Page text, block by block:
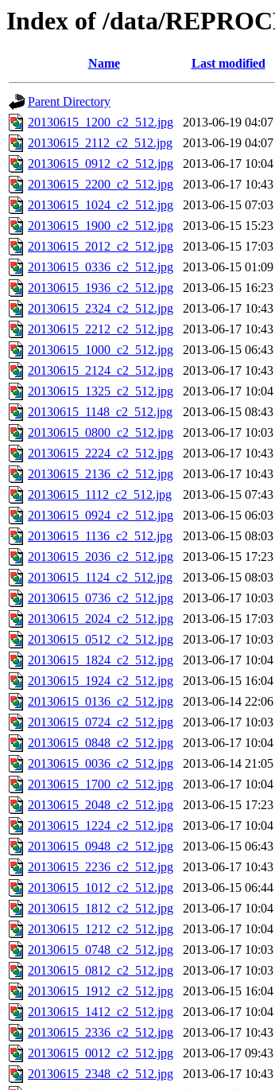
Index of /data/
Name Last modified
Parent Directory
20130615_1200_c2_512.jpg
2013-06-19 04:07
20130615_2112_c2_512.jpg
2013-06-19 04:07
20130615_0912_c2_512.jpg
2013-06-17 10:04
20130615_2200_c2_512.jpg
2013-06-17 10:43
20130615_1024_c2_512.jpg
2013-06-15 07:03
20130615_1900_c2_512.jpg
2013-06-15 15:23
20130615_2012_c2_512.jpg
2013-06-15 17:03
20130615_0336_c2_512.jpg
2013-06-15 01:09
20130615_1936_c2_512.jpg
2013-06-15 16:23
20130615_2324_c2_512.jpg
2013-06-17 10:43
20130615_2212_c2_512.jpg
2013-06-17 10:43
20130615_1000_c2_512.jpg
2013-06-15 06:43
20130615_2124_c2_512.jpg
2013-06-17 10:43
20130615_1325_c2_512.jpg
2013-06-17 10:04
20130615_1148_c2_512.jpg
2013-06-15 08:43
20130615_0800_c2_512.jpg
2013-06-17 10:03
20130615_2224_c2_512.jpg
2013-06-17 10:43
20130615_2136_c2_512.jpg
2013-06-17 10:43
20130615_1112_c2_512.jpg
2013-06-15 07:43
20130615_0924_c2_512.jpg
2013-06-15 06:03
20130615_1136_c2_512.jpg
2013-06-15 08:03
20130615_2036_c2_512.jpg
2013-06-15 17:23
20130615_1124_c2_512.jpg
2013-06-15 08:03
20130615_0736_c2_512.jpg
2013-06-17 10:03
20130615_2024_c2_512.jpg
2013-06-15 17:03
20130615_0512_c2_512.jpg
2013-06-17 10:03
20130615_1824_c2_512.jpg
2013-06-17 10:04
20130615_1924_c2_512.jpg
2013-06-15 16:04
20130615_0136_c2_512.jpg
2013-06-14 22:06
20130615_0724_c2_512.jpg
2013-06-17 10:03
20130615_0848_c2_512.jpg
2013-06-17 10:04
20130615_0036_c2_512.jpg
2013-06-14 21:05
20130615_1700_c2_512.jpg
2013-06-17 10:04
20130615_2048_c2_512.jpg
2013-06-15 17:23
20130615_1224_c2_512.jpg
2013-06-17 10:04
20130615_0948_c2_512.jpg
2013-06-15 06:43
20130615_2236_c2_512.jpg
2013-06-17 10:43
20130615_1012_c2_512.jpg
2013-06-15 06:44
20130615_1812_c2_512.jpg
2013-06-17 10:04
20130615_1212_c2_512.jpg
2013-06-17 10:04
20130615_0748_c2_512.jpg
2013-06-17 10:03
20130615_0812_c2_512.jpg
2013-06-17 10:03
20130615_1912_c2_512.jpg
2013-06-15 16:04
20130615_1412_c2_512.jpg
2013-06-17 10:04
20130615_2336_c2_512.jpg
2013-06-17 10:43
20130615_0012_c2_512.jpg
2013-06-17 09:43
20130615_2348_c2_512.jpg
2013-06-17 10:43